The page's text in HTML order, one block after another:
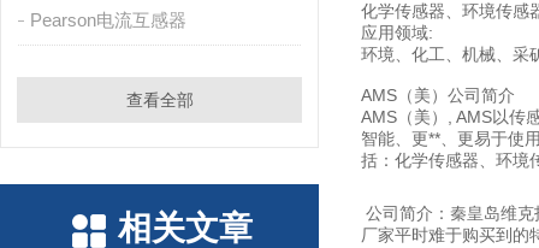
Pearson电流互感器
查看全部
相关文章
化学传感器、环境传感
应用领域:
环境、化工、机械、采
AMS（美）公司简介
AMS（美）, AMS以传
智能、更**、更易于使
括：化学传感器、环境
公司简介：秦皇岛维
厂家平时难于购买到的